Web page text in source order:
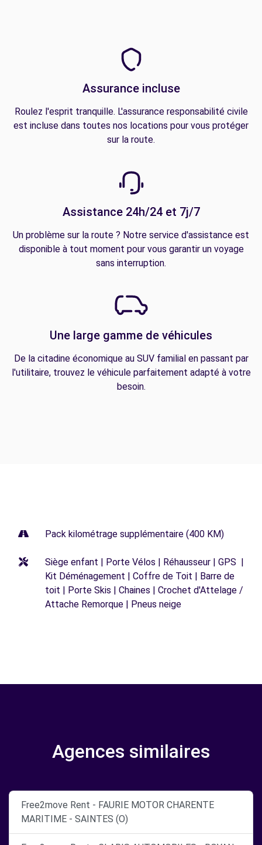
Assurance incluse
Roulez l'esprit tranquille. L'assurance responsabilité civile
est incluse dans toutes nos locations pour vous protéger
sur la route.
Assistance 24h/24 et 7j/7
Un problème sur la route ? Notre service d'assistance est
disponible à tout moment pour vous garantir un voyage
sans interruption.
Une large gamme de véhicules
De la citadine économique au SUV familial en passant par
l'utilitaire, trouvez le véhicule parfaitement adapté à votre
besoin.
Pack kilométrage supplémentaire (400 KM)
Siège enfant | Porte Vélos | Réhausseur | GPS |
Kit Déménagement | Coffre de Toit | Barre de
toit | Porte Skis | Chaines | Crochet d'Attelage /
Attache Remorque | Pneus neige
Agences similaires
Free2move Rent - FAURIE MOTOR CHARENTE
MARITIME - SAINTES (O)